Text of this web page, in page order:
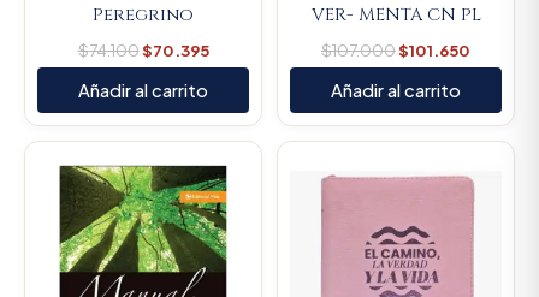
Peregrino
$74.100$70.395
Añadir al carrito
VER- MENTA CN PL
$107.000$101.650
Añadir al carrito
price
was:
$57.200.
Current
price
is:
$54.340.
price
Current
is: